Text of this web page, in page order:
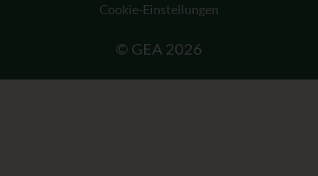
© GEA 2026
Cookie-Einstellungen